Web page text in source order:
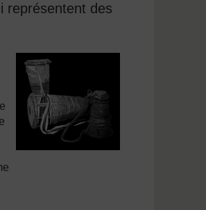
représentent des